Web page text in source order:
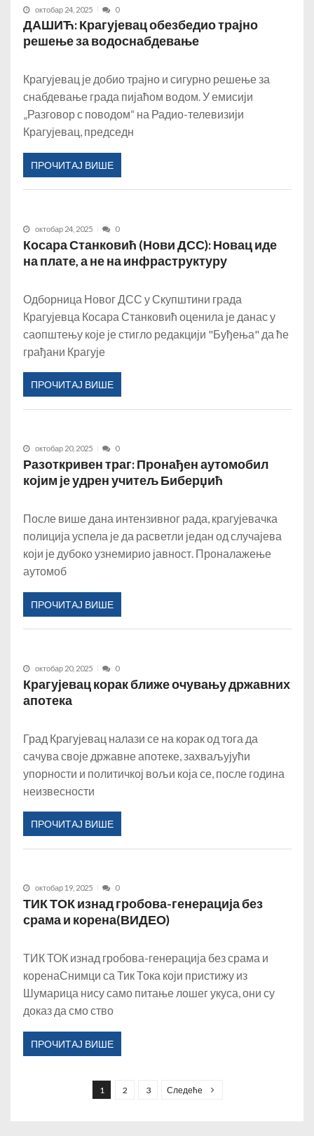
октобар 24, 2025 0
ДАШИЋ: Крагујевац обезбедио трајно
решење за водоснабдевање
Крагујевац је добио трајно и сигурно решење за
снабдевање града пијаћом водом. У емисији
„Разговор с поводом“ на Радио-телевизији
Крагујевац, председн
ПРОЧИТАЈ ВИШЕ
октобар 24, 2025 0
Косара Станковић (Нови ДСС): Новац иде
на плате, а не на инфраструктуру
Одборница Новог ДСС у Скупштини града
Крагујевца Косара Станковић оценила је данас у
саопштењу које је стигло редакцији "Буђења" да ће
грађани Крагује
ПРОЧИТАЈ ВИШЕ
октобар 20, 2025 0
Разоткривен траг: Пронађен аутомобил
којим је удрен учитељ Биберџић
После више дана интензивног рада, крагујевачка
полиција успела је да расветли један од случајева
који је дубоко узнемирио јавност. Проналажење
аутомоб
ПРОЧИТАЈ ВИШЕ
октобар 20, 2025 0
Крагујевац корак ближе очувању државних
апотека
Град Крагујевац налази се на корак од тога да
сачува своје државне апотеке, захваљујући
упорности и политичкој вољи која се, после година
неизвесности
ПРОЧИТАЈ ВИШЕ
октобар 19, 2025 0
ТИК ТОК изнад гробова-генерација без
срама и корена(ВИДЕО)
ТИК ТОК изнад гробова-генерација без срама и
коренаСнимци са Тик Тока који пристижу из
Шумарица нису само питање лошег укуса, они су
доказ да смо ство
ПРОЧИТАЈ ВИШЕ
1 2 3 Следеће